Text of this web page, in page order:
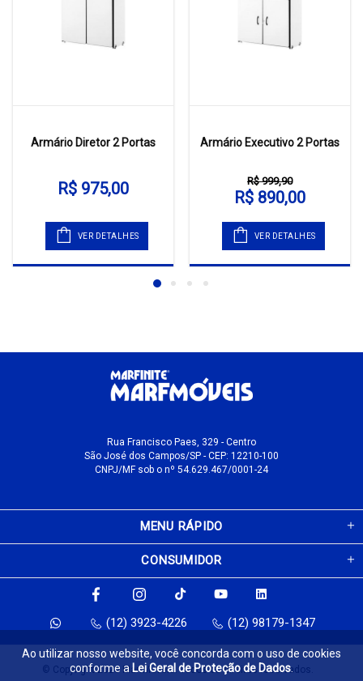
Armário Diretor 2 Portas
R$ 975,00
VER DETALHES
Armário Executivo 2 Portas
R$ 999,90
R$ 890,00
VER DETALHES
Rua Francisco Paes, 329 - Centro
São José dos Campos/SP - CEP: 12210-100
CNPJ/MF sob o nº 54.629.467/0001-24
MENU RÁPIDO
CONSUMIDOR
(12) 3923-4226 (12) 98179-1347
© Copyright 2026 MarfMóveis. Todos os direitos reservados.
Ao utilizar nosso website, você concorda com o uso de cookies
conforme aLei Geral de Proteção de Dados.